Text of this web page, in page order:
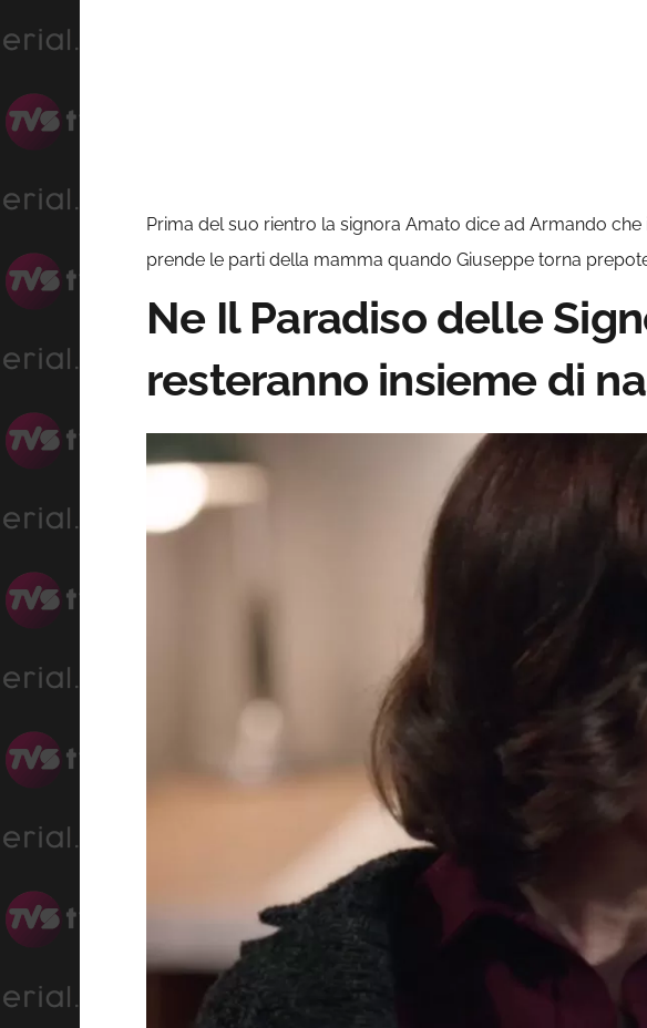
Prima del suo rientro la signora Amato dice ad Armando
prende le parti della mamma quando Giuseppe torna
Ne Il Paradiso delle
resteranno insieme di